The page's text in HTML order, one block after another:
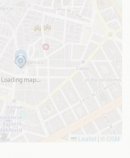
Loading map…
Leaflet | © OSM